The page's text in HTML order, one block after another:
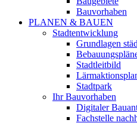
Bauvorhaben
PLANEN & BAUEN
Stadtentwicklung
Grundlagen
Stadtleitbild
Stadtpark
Ihr Bauvorhaben
Digitaler
Fachstelle